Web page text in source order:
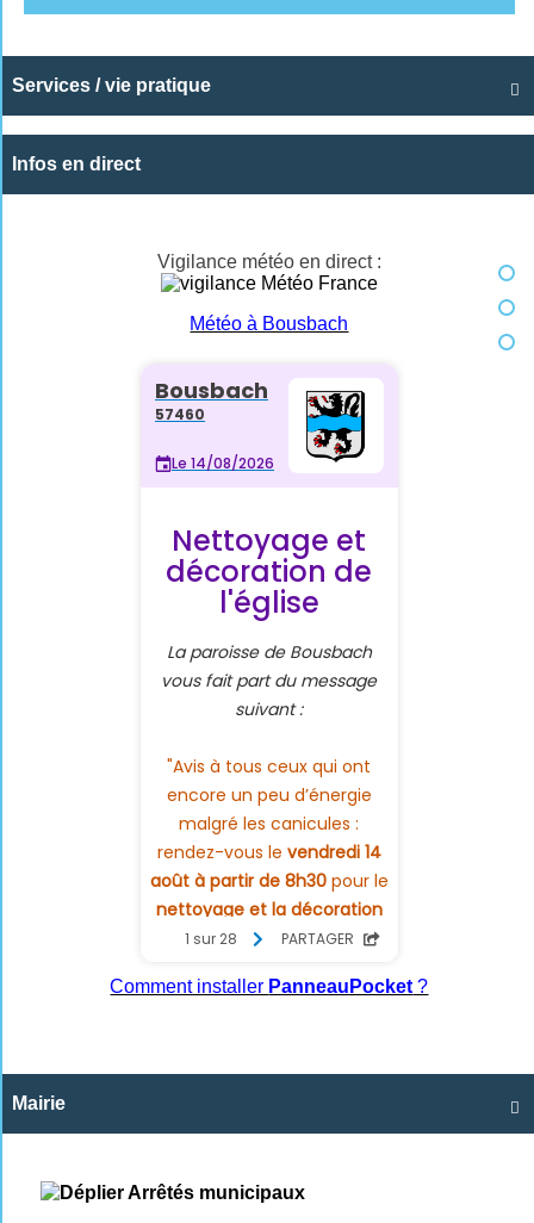

Services / vie pratique
Infos en direct
Vigilance météo en direct :
Météo à Bousbach
Comment installer PanneauPocket ?

Mairie
Arrêtés municipaux